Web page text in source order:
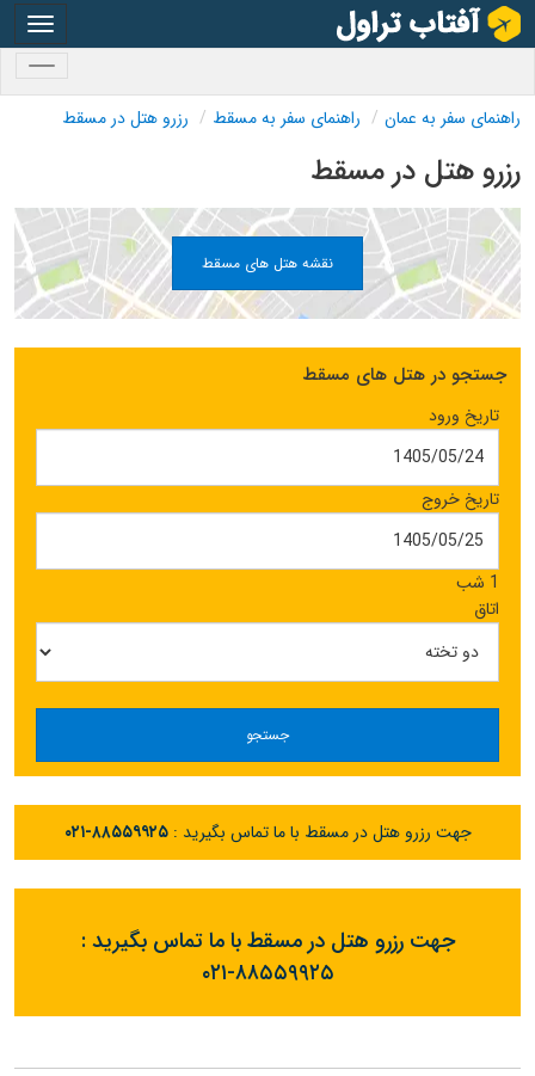
راهنمای سفر به عمان راهنمای سفر به مسقط رزرو هتل در مسقط
رزرو هتل در مسقط
نقشه هتل های مسقط
جستجو در هتل های مسقط
تاریخ ورود
تاریخ خروج
1 شب
اتاق
جستجو
جهت رزرو هتل در مسقط با ما تماس بگیرید :۰۲۱-۸۸۵۵۹۹۲۵
جهت رزرو هتل در مسقط با ما تماس بگیرید :
۰۲۱-۸۸۵۵۹۹۲۵